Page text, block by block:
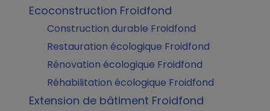
Ecoconstruction Froidfond
Construction durable Froidfond
Restauration écologique Froidfond
Rénovation écologique Froidfond
Réhabilitation écologique Froidfond
Extension de bâtiment Froidfond